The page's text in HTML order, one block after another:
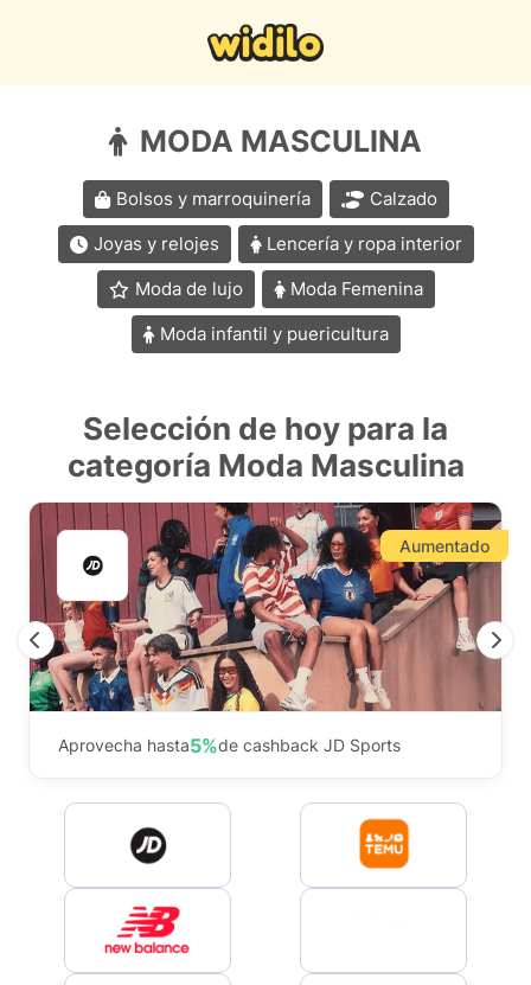
MODA MASCULINA
Bolsos y marroquinería
Calzado
Joyas y relojes
Lencería y ropa interior
Moda de lujo
Moda Femenina
Moda infantil y puericultura
Selección de hoy para la
categoría Moda Masculina
Aprovecha hasta5%de cashback JD Sports
Aumentado
Previous